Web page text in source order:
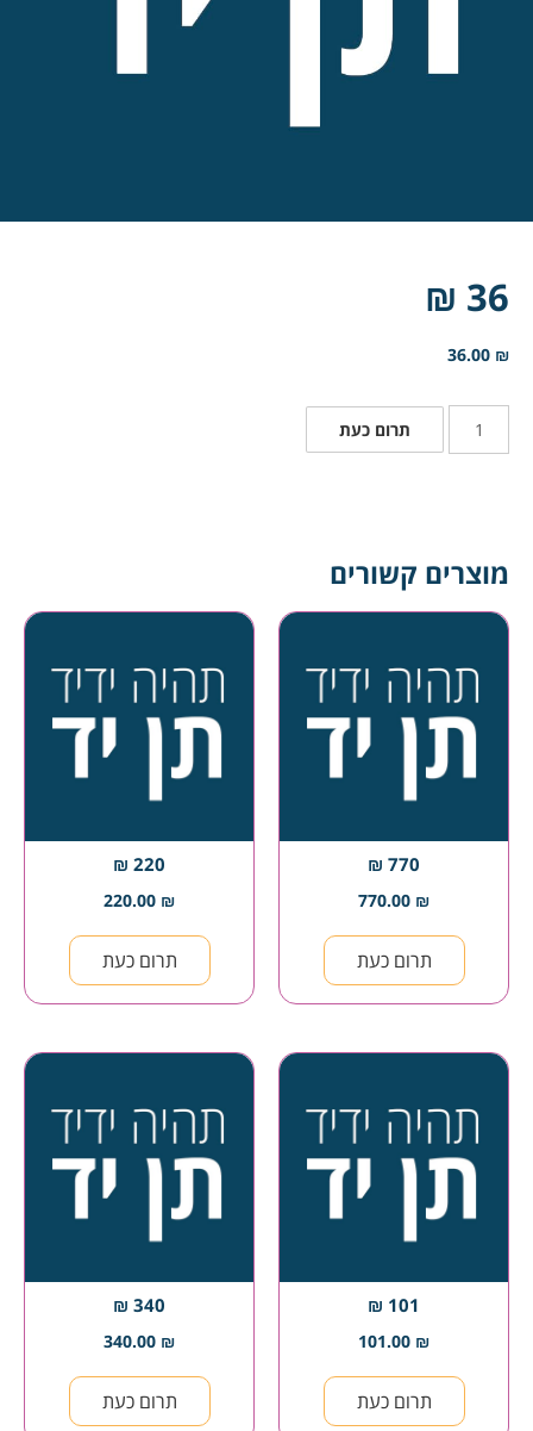
36 ₪
36.00 ₪
תרום כעת
מוצרים קשורים
770 ₪
770.00 ₪
תרום כעת
220 ₪
220.00 ₪
תרום כעת
101 ₪
101.00 ₪
תרום כעת
340 ₪
340.00 ₪
תרום כעת